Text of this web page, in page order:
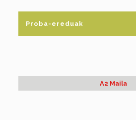
Proba-ereduak
A2 Maila